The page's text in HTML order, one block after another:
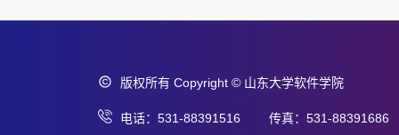
版权所有 Copyright © 山东大学软件学院
电话：531-88391516 传真：531-88391686